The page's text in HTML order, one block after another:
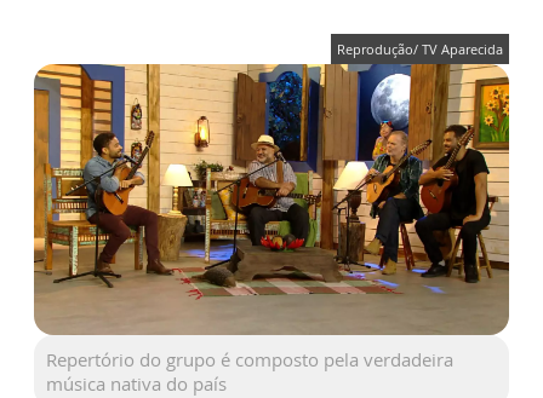
Reprodução/ TV Aparecida
Repertório do grupo é composto pela verdadeira
música nativa do país